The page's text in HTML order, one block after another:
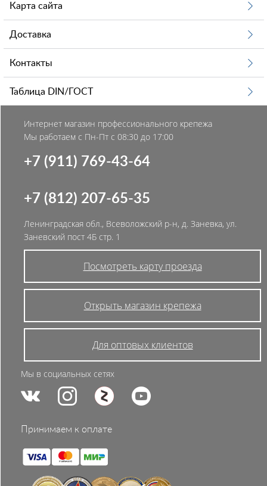
Карта сайта
Доставка
Контакты
Таблица DIN/ГОСТ
Интернет магазин профессионального крепежа
Мы работаем с Пн-Пт с 08:30 до 17:00
+7 (911) 769-43-64
+7 (812) 207-65-35
Ленинградская обл., Всеволожский р-н, д. Заневка, ул.
Заневский пост 4Б стр. 1
Посмотреть карту проезда
Открыть магазин крепежа
Для оптовых клиентов
Мы в социальных сетях
Принимаем к оплате